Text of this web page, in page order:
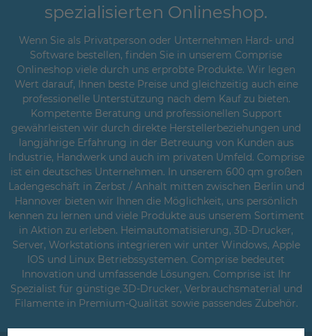
spezialisierten Onlineshop.
Wenn Sie als Privatperson oder Unternehmen Hard- und
Software bestellen, finden Sie in unserem Comprise
Onlineshop viele durch uns erprobte Produkte. Wir legen
Wert darauf, Ihnen beste Preise und gleichzeitig auch eine
professionelle Unterstützung nach dem Kauf zu bieten.
Kompetente Beratung und professionellen Support
gewährleisten wir durch direkte Herstellerbeziehungen und
langjährige Erfahrung in der Betreuung von Kunden aus
Industrie, Handwerk und auch im privaten Umfeld. Comprise
ist ein deutsches Unternehmen. In unserem 600 qm großen
Ladengeschäft in Zerbst / Anhalt mitten zwischen Berlin und
Hannover bieten wir Ihnen die Möglichkeit, uns persönlich
kennen zu lernen und viele Produkte aus unserem Sortiment
in Aktion zu erleben. Heimautomatisierung, 3D-Drucker,
Server, Workstations integrieren wir unter Windows, Apple
IOS und Linux Betriebssystemen. Comprise bedeutet
Innovation und umfassende Lösungen. Comprise ist Ihr
Spezialist für günstige 3D-Drucker, Verbrauchsmaterial und
Filamente in Premium-Qualität sowie passendes Zubehör.